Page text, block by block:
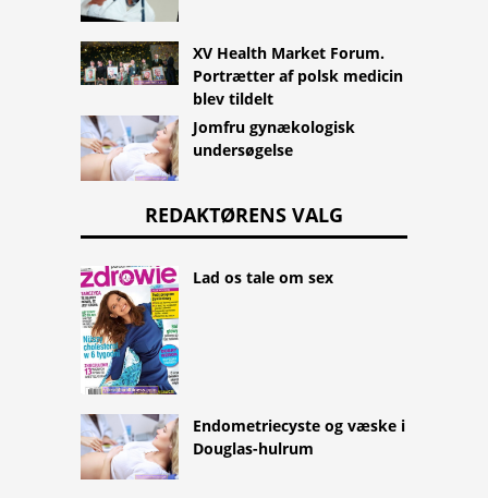
XV Health Market Forum.
Portrætter af polsk medicin
blev tildelt
Jomfru gynækologisk
undersøgelse
REDAKTØRENS VALG
Lad os tale om sex
Endometriecyste og væske i
Douglas-hulrum